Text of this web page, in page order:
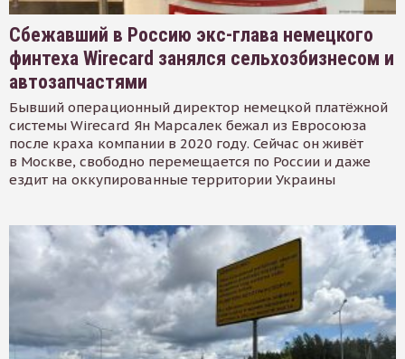
Сбежавший в Россию экс-глава немецкого
финтеха Wirecard занялся сельхозбизнесом и
автозапчастями
Бывший операционный директор немецкой платёжной
системы Wirecard Ян Марсалек бежал из Евросоюза
после краха компании в 2020 году. Сейчас он живёт
в Москве, свободно перемещается по России и даже
ездит на оккупированные территории Украины